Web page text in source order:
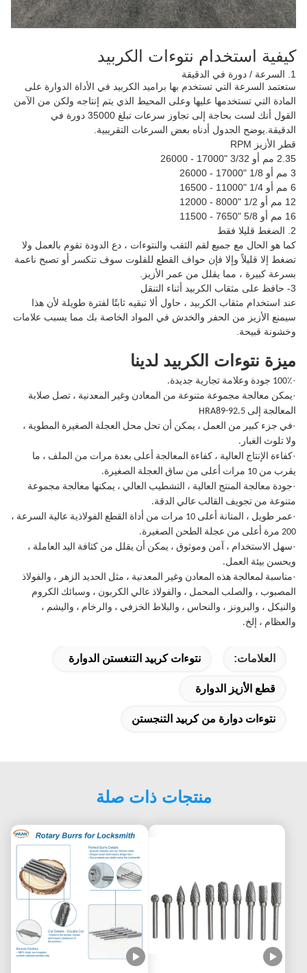
كيفية استخدام نتوءات الكربيد
ستعتمد السرعة التي تستخدم بها براميد الكربيد في الأداة الدوارة على
المادة التي تستخدمها عليها وعلى المحيط الذي يتم إنتاجه ولكن من الآمن
القول أنك لست بحاجة إلى تجاوز سرعات تبلغ 35000 دورة في
الدقيقة.يوضح الجدول أدناه بعض السرعات التقريبية.
قطر الأزيز RPM
2.35 مم أو 3/32 "17000 - 26000
12 مم أو 1/2 "8000 - 12000
16 مم أو 5/8 "7650 - 11500
كما هو الحال مع جميع لقم الثقب والنتوءات ، دع الدودة تقوم بالعمل ولا
تضغط إلا قليلاً وإلا فإن حواف القطع للفلوت سوف تنكسر أو تصبح ناعمة
بسرعة كبيرة ، مما يقلل من عمر الأزيز.
عند استخدام مثقاب الكربيد ، حاول ألا تبقيه ثابتًا لفترة طويلة لأن هذا
سيمنع الأزيز من الحفر والخدش في المواد الخاصة بك مما يسبب علامات
وخشونة قبيحة.
ميزة نتوءات الكربيد لدينا
100٪ جودة وعلامة تجارية جديدة.
يمكن معالجة مجموعة متنوعة من المعادن وغير المعدنية ، تصل صلابة
المعالجة إلى HRA89-92.5
في جزء كبير من العمل ، يمكن أن تحل محل العجلة الصغيرة المطوية ،
ولا تلوث الغبار.
كفاءة الإنتاج العالية ، كفاءة المعالجة أعلى بعدة مرات من الملف ، ما
يقرب من 10 مرات أعلى من ساق العجلة الصغيرة.
جودة معالجة المنتج العالية ، التشطيب العالي ، يمكنها معالجة مجموعة
متنوعة من تجويف القالب عالي الدقة.
عمر طويل ، المتانة أعلى 10 مرات من أداة القطع الفولاذية عالية السرعة ،
200 مرة أعلى من عجلة الطحن الصغيرة.
سهل الاستخدام ، آمن وموثوق ، يمكن أن يقلل من كثافة اليد العاملة ،
ويحسن بيئة العمل.
مناسبة لمعالجة هذه المعادن وغير المعدنية ، مثل الحديد الزهر ، والفولاذ
المصبوب ، والصلب المحمل ، والفولاذ عالي الكربون ، وسبائك الكروم
والنيكل ، والبرونز ، والنحاس ، والبلاط الخزفي ، والرخام ، واليشم ،
والعظام ، إلخ.
العلامات: نتوءات كربيد التنغستن الدوارة
قطع الأزيز الدوارة
نتوءات دوارة من كربيد التنجستن
منتجات ذات صلة